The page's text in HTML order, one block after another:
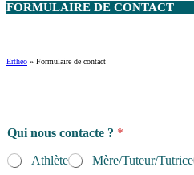
FORMULAIRE DE CONTACT
Ertheo » Formulaire de contact
Qui nous contacte ? *
Athlète
Mère/Tuteur/Tutrice